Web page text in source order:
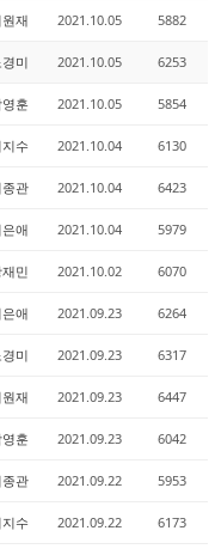
원재 2021.10.05 5882
경미 2021.10.05 6253
영훈 2021.10.05 5854
지수 2021.10.04 6130
종관 2021.10.04 6423
은애 2021.10.04 5979
민 2021.10.02 6070
은애 2021.09.23 6264
경미 2021.09.23 6317
원재 2021.09.23 6447
영훈 2021.09.23 6042
종관 2021.09.22 5953
지수 2021.09.22 6173